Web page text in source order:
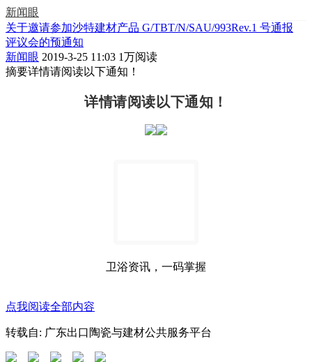
新闻眼
关于邀请参加沙特建材产品 G/TBT/N/SAU/993Rev.1 号通报
评议会的预通知
新闻眼 2019-3-25 11:03 1万阅读
摘要详情请阅读以下通知！
详情请阅读以下通知！
卫浴资讯，一码掌握
点我阅读全部内容
转载自: 广东出口陶瓷与建材公共服务平台